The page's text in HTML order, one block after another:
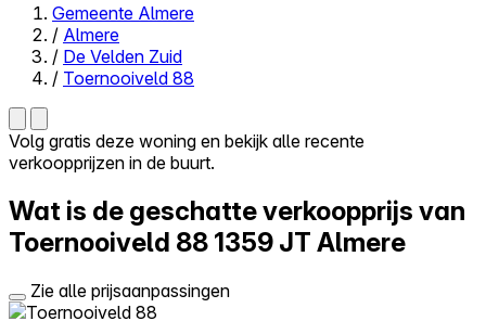
Close menu
Zelf kopen
Reviews
Probeer Walter gratis
Gemeente Almere
/ Almere
/ De Velden Zuid
/ Toernooiveld 88
Volg gratis deze woning en bekijk alle recente
verkoopprijzen in de buurt.
Wat is de geschatte verkoopprijs van
Toernooiveld 88 1359 JT Almere
Zie alle prijsaanpassingen